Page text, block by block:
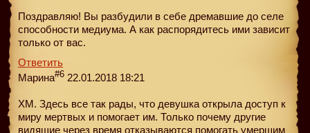
Поздравляю! Вы разбудили в себе дремавшие до селе
способности медиума. А как распорядитесь ими зависит
только от вас.
Ответить
Марина#6 22.01.2018 18:21
ХМ. Здесь все так рады, что девушка открыла доступ к
миру мертвых и помогает им. Только почему другие
видящие через время отказываются помогать умершим